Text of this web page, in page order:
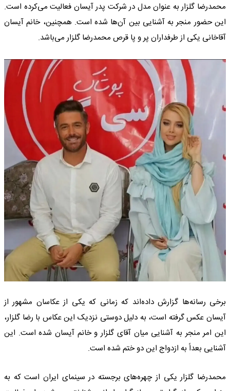
محمدرضا گلزار به عنوان مدل در شرکت پدر آیسان فعالیت می‌کرده است.
این حضور منجر به آشنایی بین آن‌ها شده است. همچنین، خانم آیسان
آقاخانی یکی از طرفداران پر و پا قرص محمدرضا گلزار می‌باشد.
برخی رسانه‌ها گزارش داده‌اند که زمانی که یکی از عکاسان مشهور از
آیسان عکس گرفته است، به دلیل دوستی نزدیک این عکاس با رضا گلزار،
این امر منجر به آشنایی میان آقای گلزار و خانم آیسان شده است. این
آشنایی بعداً به ازدواج این دو ختم شده است.
محمدرضا گلزار یکی از چهره‌های برجسته در سینمای ایران است که به